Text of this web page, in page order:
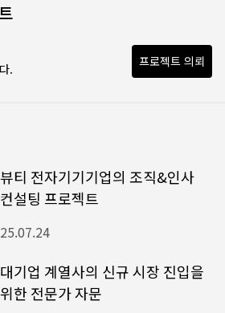
.
프로젝트 의뢰
25.07.24
뷰티 전자기기기업의 조직&인사
컨설팅 프로젝트
대기업 계열사의 신규 시장 진입을
위한 전문가 자문